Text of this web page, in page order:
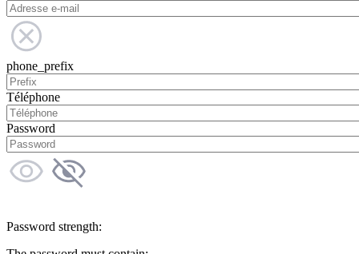
phone_prefix
Téléphone
Password
Password strength: